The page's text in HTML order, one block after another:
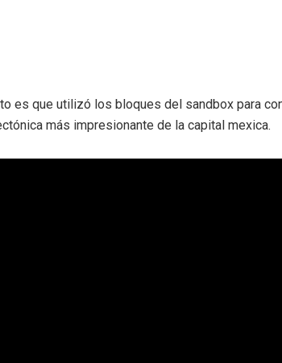
es que utilizó los bloques del sandbox para
más impresionante de la capital mexica.